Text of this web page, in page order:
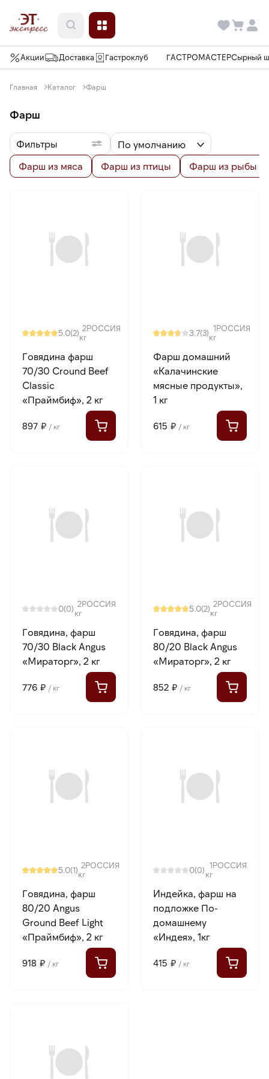
Акции Доставка Гастроклуб ГАСТРОМАСТЕРСырный
Главная Каталог Фарш
Фарш
Фильтры
По умолчанию
Фарш из мяса
Фарш из птицы Фарш из рыбы
5.0(2) 2
кг
РОССИЯ
Говядина фарш
70/30 Cround Beef
Classic
«Праймбиф», 2 кг
897 ₽ / кг
3.7(3) 1
кг
РОССИЯ
Фарш домашний
«Калачинские
мясные продукты»,
1 кг
615 ₽ / кг
0(0) 2
кг
РОССИЯ
Говядина, фарш
70/30 Black Angus
«Мираторг», 2 кг
776 ₽ / кг
5.0(2) 2
кг
РОССИЯ
Говядина, фарш
80/20 Black Angus
«Мираторг», 2 кг
852 ₽ / кг
5.0(1) 2
кг
РОССИЯ
Говядина, фарш
80/20 Angus
Ground Beef Light
«Праймбиф», 2 кг
918 ₽ / кг
0(0) 1
кг
РОССИЯ
Индейка, фарш на
подложке По-
домашнему
«Индея», 1кг
415 ₽ / кг